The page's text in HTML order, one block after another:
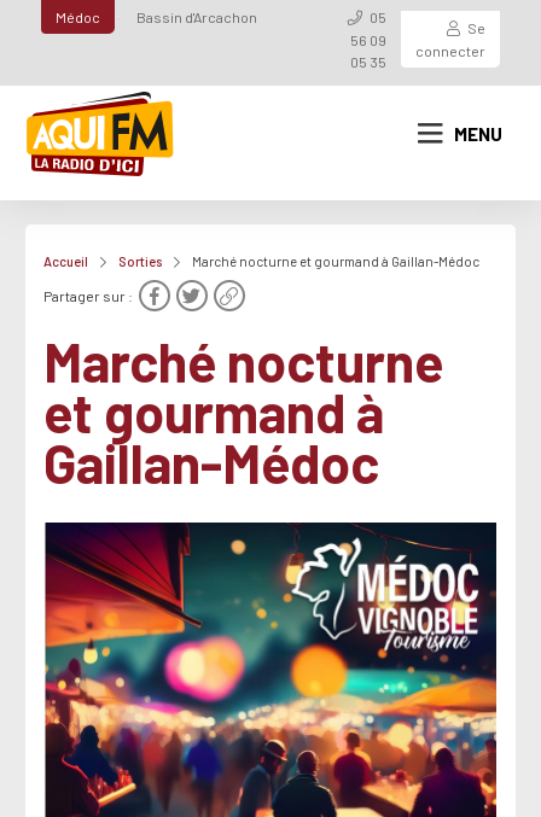
Médoc Bassin d'Arcachon
05
56 09
05 35
Se
connecter
MENU
Accueil Sorties Marché nocturne et gourmand à Gaillan-Médoc
Partager sur :
Marché nocturne
et gourmand à
Gaillan-Médoc